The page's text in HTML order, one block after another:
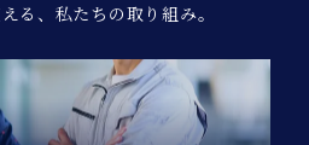
る、私たちの取り組み。